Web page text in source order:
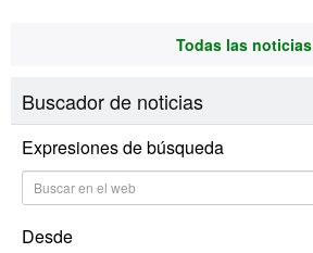
Todas las noticias
Buscador de noticias
Expresiones de búsqueda
Desde